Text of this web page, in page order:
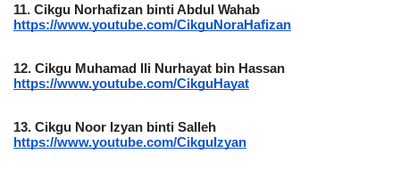
11. Cikgu Norhafizan binti Abdul Wahab
https://www.youtube.com/CikguNoraHafizan
12. Cikgu Muhamad Ili Nurhayat bin Hassan
https://www.youtube.com/CikguHayat
13. Cikgu Noor Izyan binti Salleh
https://www.youtube.com/CikguIzyan